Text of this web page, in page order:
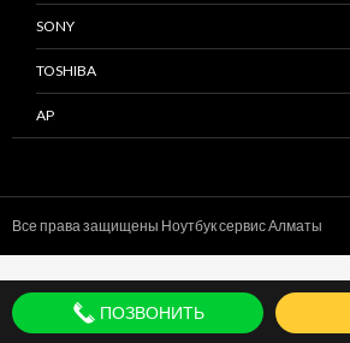
SONY
TOSHIBA
AP
Все права защищены Ноутбук сервисАлматы
ПОЗВОНИТЬ